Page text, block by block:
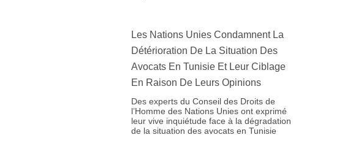
Les Nations Unies Condamnent La
Détérioration De La Situation Des
Avocats En Tunisie Et Leur Ciblage
En Raison De Leurs Opinions
Des experts du Conseil des Droits de
l’Homme des Nations Unies ont exprimé
leur vive inquiétude face à la dégradation
de la situation des avocats en Tunisie